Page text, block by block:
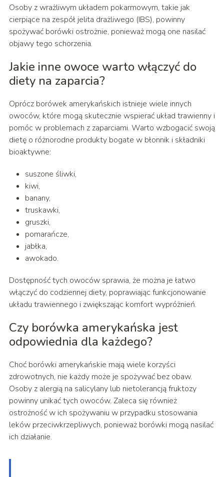
Osoby z wrażliwym układem pokarmowym, takie jak
cierpiące na zespół jelita drażliwego (IBS), powinny
spożywać borówki ostrożnie, ponieważ mogą one nasilać
objawy tego schorzenia.
Jakie inne owoce warto włączyć do
diety na zaparcia?
Oprócz borówek amerykańskich istnieje wiele innych
owoców, które mogą skutecznie wspierać układ trawienny i
pomóc w problemach z zaparciami. Warto wzbogacić swoją
dietę o różnorodne produkty bogate w błonnik i składniki
bioaktywne:
suszone śliwki,
kiwi,
banany,
truskawki,
gruszki,
pomarańcze,
jabłka,
awokado.
Dostępność tych owoców sprawia, że można je łatwo
włączyć do codziennej diety, poprawiając funkcjonowanie
układu trawiennego i zwiększając komfort wypróżnień.
Czy borówka amerykańska jest
odpowiednia dla każdego?
Choć borówki amerykańskie mają wiele korzyści
zdrowotnych, nie każdy może je spożywać bez obaw.
Osoby z alergią na salicylany lub nietolerancją fruktozy
powinny unikać tych owoców. Zaleca się również
ostrożność w ich spożywaniu w przypadku stosowania
leków przeciwkrzepliwych, ponieważ borówki mogą nasilać
ich działanie.